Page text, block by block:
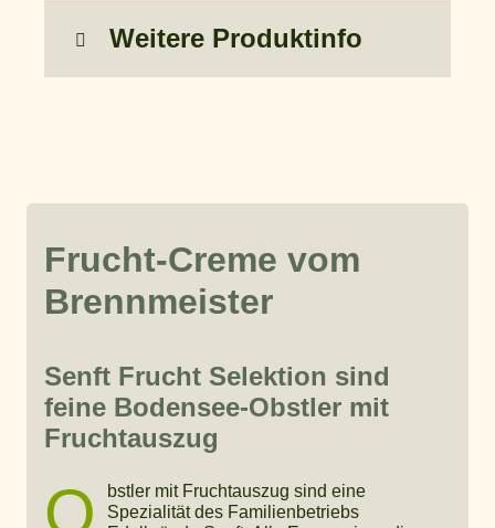
Weitere Produktinfo
Frucht-Creme vom
Brennmeister
Senft Frucht Selektion sind
feine Bodensee-Obstler mit
Fruchtauszug
O
bstler mit Fruchtauszug sind eine
Spezialität des Familienbetriebs